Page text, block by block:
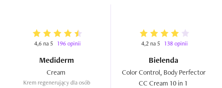
4,6 na 5 196 opinii
Mediderm
Krem regenerujący dla osób
4,2 na 5 138 opinii
Bielenda
Color Control, Body Perfector